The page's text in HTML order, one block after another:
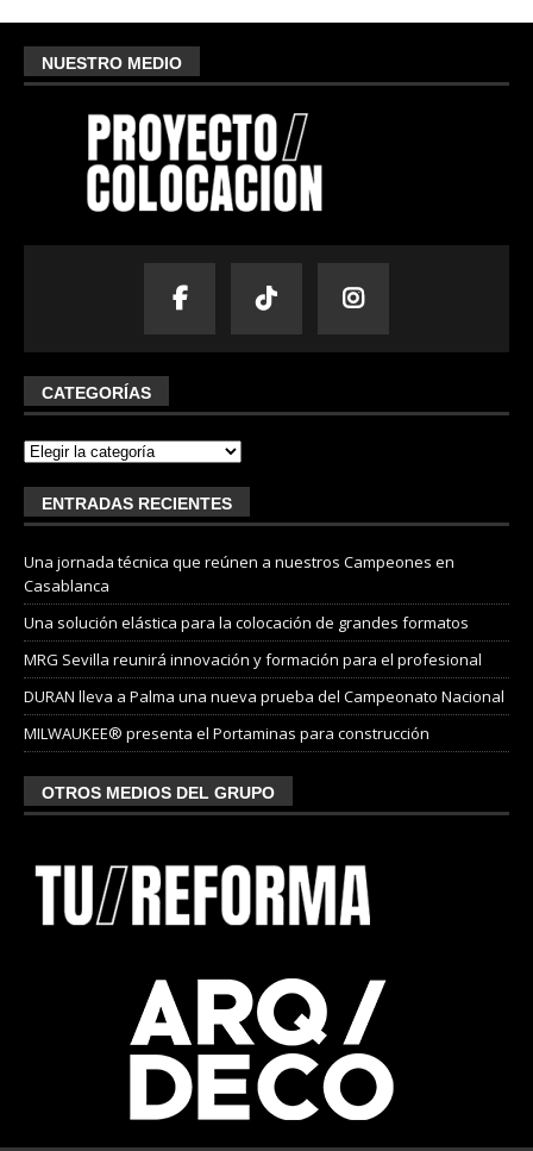
NUESTRO MEDIO
CATEGORÍAS
ENTRADAS RECIENTES
Una jornada técnica que reúnen a nuestros Campeones en
Casablanca
Una solución elástica para la colocación de grandes formatos
MRG Sevilla reunirá innovación y formación para el profesional
DURAN lleva a Palma una nueva prueba del Campeonato Nacional
MILWAUKEE® presenta el Portaminas para construcción
OTROS MEDIOS DEL GRUPO